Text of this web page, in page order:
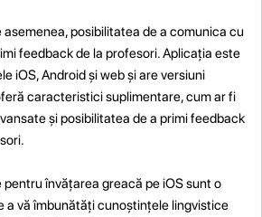
posibilitatea de a comunica cu
feedback de la profesori. Aplicația este
iOS, Android și web și are versiuni
caracteristici suplimentare, cum ar fi
și posibilitatea de a primi feedback
pentru învățarea greacă pe iOS sunt o
a vă îmbunătăți cunoștințele lingvistice